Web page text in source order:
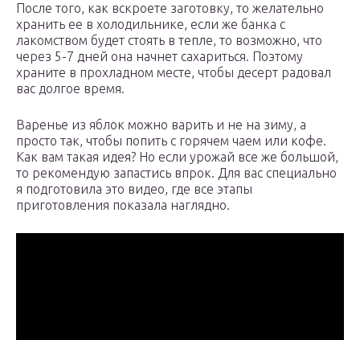
После того, как вскроете заготовку, то желательно
хранить ее в холодильнике, если же банка с
лакомством будет стоять в тепле, то возможно, что
через 5-7 дней она начнет сахариться. Поэтому
храните в прохладном месте, чтобы десерт радовал
вас долгое время.
Варенье из яблок можно варить и не на зиму, а
просто так, чтобы попить с горячем чаем или кофе.
Как вам такая идея? Но если урожай все же большой,
то рекомендую запастись впрок. Для вас специально
я подготовила это видео, где все этапы
приготовления показала наглядно.